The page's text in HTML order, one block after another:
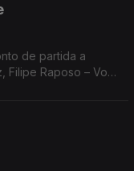
de partida a
Filipe Raposo – Voz